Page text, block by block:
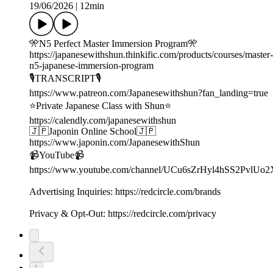
19/06/2026 12min
🎌N5 Perfect Master Immersion Program🎌
https://japanesewithshun.thinkific.com/products/courses/master-
n5-japanese-immersion-program
🎙TRANSCRIPT🎙
https://www.patreon.com/Japanesewithshun?fan_landing=true
⭐️Private Japanese Class with Shun⭐️
https://calendly.com/japanesewithshun
🇯🇵Japonin Online School🇯🇵
https://www.japonin.com/JapanesewithShun
📹YouTube📹
https://www.youtube.com/channel/
Advertising Inquiries: https://redcircle.com/brands
Privacy & Opt-Out: https://redcircle.com/privacy